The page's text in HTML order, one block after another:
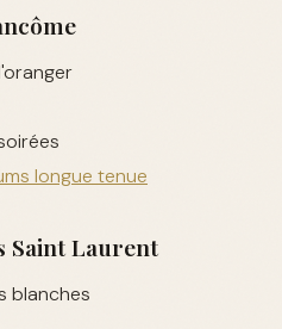
longue tenue
Saint Laurent
blanches